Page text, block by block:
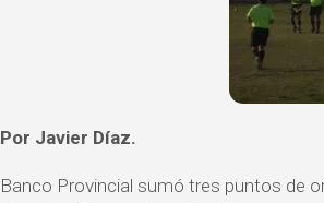
Por Javier Díaz.
Banco Provincial sumó tres puntos de